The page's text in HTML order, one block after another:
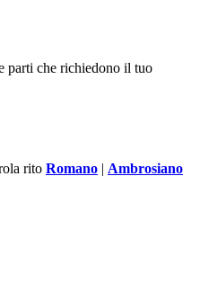
parti che richiedono il tuo
rito Romano | Ambrosiano